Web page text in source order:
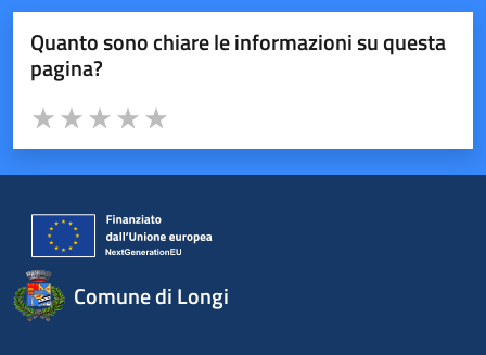
Quanto sono chiare le informazioni su questa
pagina?
Valuta da 1 a 5 stelle la pagina
Valuta 5 stelle su 5
Valuta 4 stelle su 5
Valuta 3 stelle su 5
Valuta 2 stelle su 5
Valuta 1 stelle su 5
Comune di Longi